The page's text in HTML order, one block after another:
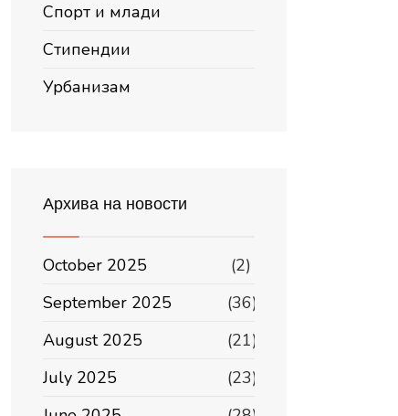
Спорт и млади
Стипендии
Урбанизам
Архива на новости
October 2025
(2)
September 2025
(36)
August 2025
(21)
July 2025
(23)